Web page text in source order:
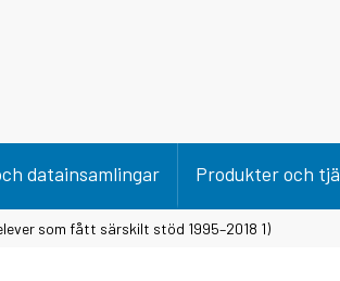
datainsamlingar Produkter och tjä
som fått särskilt stöd 1995–2018 1)